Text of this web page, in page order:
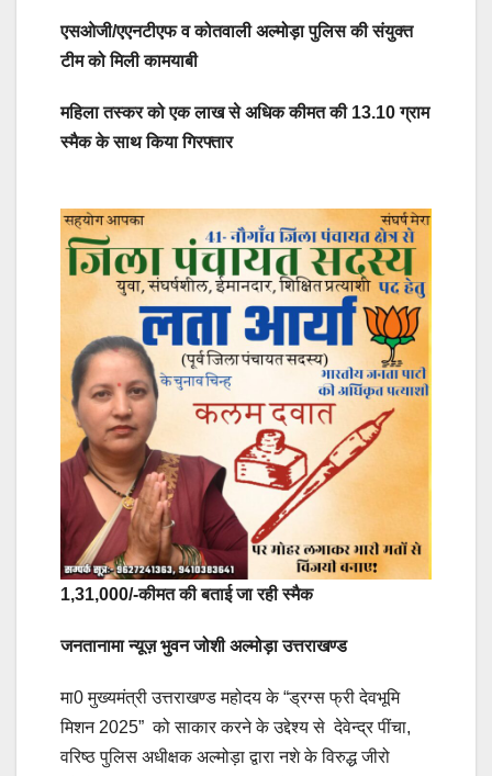
एसओजी/एएनटीएफ व कोतवाली अल्मोड़ा पुलिस की संयुक्त
टीम को मिली कामयाबी
महिला तस्कर को एक लाख से अधिक कीमत की 13.10 ग्राम
स्मैक के साथ किया गिरफ्तार
1,31,000/-कीमत की बताई जा रही स्मैक
जनतानामा न्यूज़ भुवन जोशी अल्मोड़ा उत्तराखण्ड
मा0 मुख्यमंत्री उत्तराखण्ड महोदय के “ड्रग्स फ्री देवभूमि
मिशन 2025” को साकार करने के उद्देश्य से देवेन्द्र पींचा,
वरिष्ठ पुलिस अधीक्षक अल्मोड़ा द्वारा नशे के विरुद्ध जीरो